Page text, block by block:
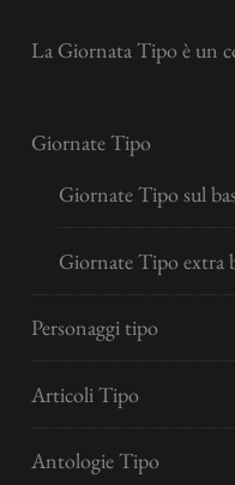
La Giornata Tipo è un
Giornate Tipo
Giornate Tipo sul
Giornate Tipo extra
Personaggi tipo
Articoli Tipo
Antologie Tipo